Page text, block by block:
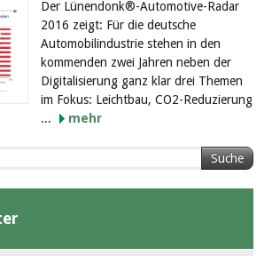
Der Lünendonk®-Automotive-Radar
2016 zeigt: Für die deutsche
Automobilindustrie stehen in den
kommenden zwei Jahren neben der
Digitalisierung ganz klar drei Themen
im Fokus: Leichtbau, CO2-Reduzierung
...
mehr
Suche